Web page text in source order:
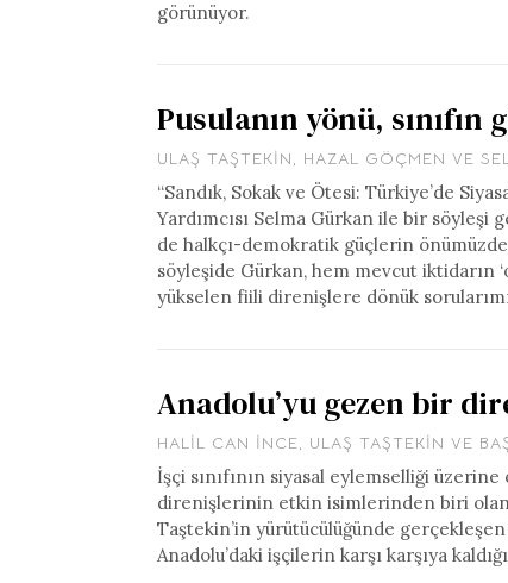
görünüyor.
Pusulanın yönü, sınıfın
ULAŞ TAŞTEKIN, HAZAL GÖÇMEN VE
“Sandık, Sokak ve Ötesi: Türkiye’de
Yardımcısı Selma Gürkan ile bir söyleşi
de halkçı-demokratik güçlerin
söyleşide Gürkan, hem mevcut iktidarın
yükselen fiili direnişlere dönük
Anadolu’yu gezen bir
HALIL CAN İNCE, ULAŞ TAŞTEKIN VE
İşçi sınıfının siyasal eylemselliği
direnişlerinin etkin isimlerinden biri
Taştekin’in yürütücülüğünde
Anadolu’daki işçilerin karşı karşıya